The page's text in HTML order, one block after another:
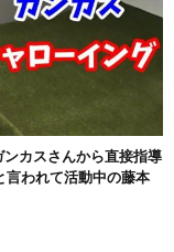
カスさんから直接指導
言われて活動中の藤本